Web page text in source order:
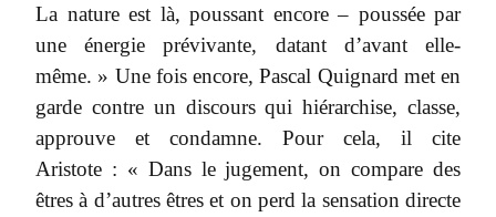
La nature est là, poussant encore – poussée par
une énergie prévivante, datant d’avant elle-
même. » Une fois encore, Pascal Quignard met en
garde contre un discours qui hiérarchise, classe,
approuve et condamne. Pour cela, il cite
Aristote : « Dans le jugement, on compare des
êtres à d’autres êtres et on perd la sensation directe